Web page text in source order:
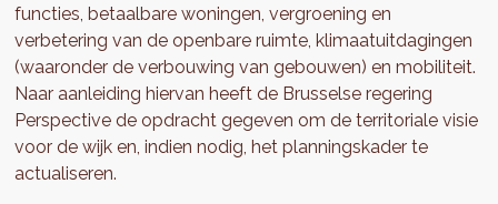
functies, betaalbare woningen, vergroening en
verbetering van de openbare ruimte, klimaatuitdagingen
(waaronder de verbouwing van gebouwen) en mobiliteit.
Naar aanleiding hiervan heeft de Brusselse regering
Perspective de opdracht gegeven om de territoriale visie
voor de wijk en, indien nodig, het planningskader te
actualiseren.